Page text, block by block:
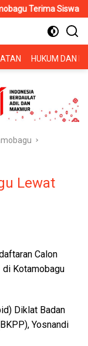
Siswa PKL SMK
HUKUM DAN
Lewat
Calon
di Kotamobagu
Diklat Badan
Yosnandi